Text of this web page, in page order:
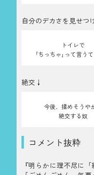
自分のデカさを見せつ
トイレで
｢ちっちゃ｣って言う
絶交↓
今後、揉めそうや
絶交する奴
コメント抜粋
『明らかに理不尽に